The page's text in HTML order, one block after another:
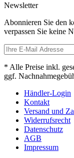
Newsletter
Abonnieren Sie den
verpassen Sie keine
* Alle Preise inkl.
ggf.
Händler-Login
Kontakt
Versand und
Widerrufsrecht
Datenschutz
AGB
Impressum